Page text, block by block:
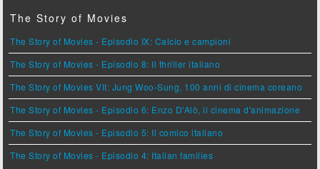
The Story of Movies
The Story of Movies - Episodio IX: Calcio e campioni
The Story of Movies - Episodio 8: Il thriller italiano
The Story of Movies VII: Jung Woo-Sung, 100 anni di cinema coreano
The Story of Movies - Episodio 6: Enzo D'Alò, il cinema d'animazione
The Story of Movies - Episodio 5: Il comico italiano
The Story of Movies - Episodio 4: Italian families